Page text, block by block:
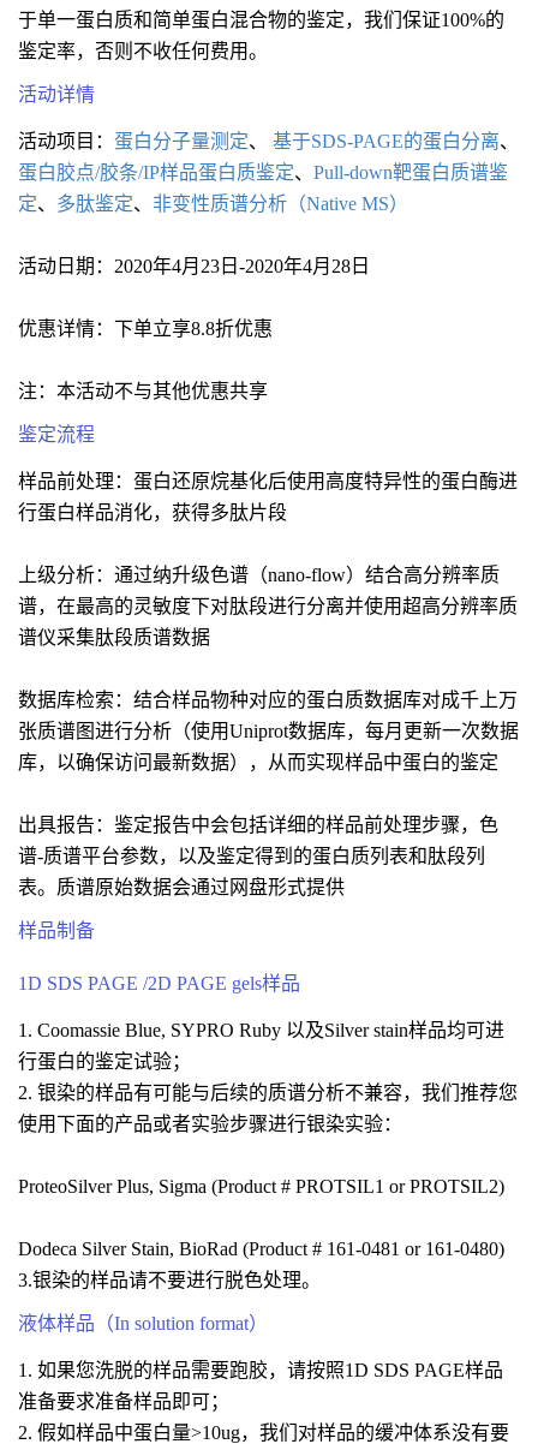
于单一蛋白质和简单蛋白混合物的鉴定，我们保证100%的
鉴定率，否则不收任何费用。
活动详情
活动项目： 蛋白分子量测定、 基于SDS-PAGE的蛋白分离、
蛋白胶点/胶条/IP样品蛋白质鉴定、 Pull-down靶蛋白质谱鉴
定、 多肽鉴定、 非变性质谱分析（Native MS）
活动日期：2020年4月23日-2020年4月28日
优惠详情：下单立享8.8折优惠
注：本活动不与其他优惠共享
鉴定流程
样品前处理：蛋白还原烷基化后使用高度特异性的蛋白酶进
行蛋白样品消化，获得多肽片段
上级分析：通过纳升级色谱（nano-flow）结合高分辨率质
谱，在最高的灵敏度下对肽段进行分离并使用超高分辨率质
谱仪采集肽段质谱数据
数据库检索：结合样品物种对应的蛋白质数据库对成千上万
张质谱图进行分析（使用Uniprot数据库，每月更新一次数据
库，以确保访问最新数据），从而实现样品中蛋白的鉴定
出具报告：鉴定报告中会包括详细的样品前处理步骤，色
谱-质谱平台参数，以及鉴定得到的蛋白质列表和肽段列
表。质谱原始数据会通过网盘形式提供
样品制备
1D SDS PAGE /2D PAGE gels样品
1. Coomassie Blue, SYPRO Ruby 以及Silver stain样品均可进
行蛋白的鉴定试验；
2. 银染的样品有可能与后续的质谱分析不兼容，我们推荐您
使用下面的产品或者实验步骤进行银染实验：
ProteoSilver Plus, Sigma (Product # PROTSIL1 or PROTSIL2)
Dodeca Silver Stain, BioRad (Product # 161-0481 or 161-0480)
3.银染的样品请不要进行脱色处理。
液体样品（In solution format）
1. 如果您洗脱的样品需要跑胶，请按照1D SDS PAGE样品
准备要求准备样品即可；
2. 假如样品中蛋白量>10ug，我们对样品的缓冲体系没有要